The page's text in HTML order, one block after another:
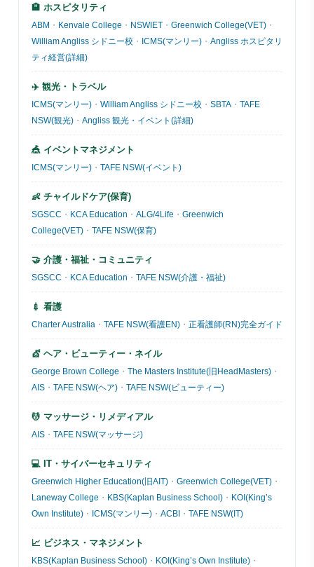
🏨 ホスピタリティ
ABM ・ Kenvale College ・ NSWIET ・ Greenwich College(VET) ・
William Angliss シドニー校 ・ ICMS(マンリー) ・ Angliss ホスピタリ
ティ経営(詳細)
✈️ 観光・トラベル
ICMS(マンリー) ・ William Angliss シドニー校 ・ SBTA ・ TAFE
NSW(観光) ・ Angliss 観光・イベント(詳細)
🎪 イベントマネジメント
ICMS(マンリー) ・ TAFE NSW(イベント)
👶 チャイルドケア(保育)
SGSCC ・ KCA Education ・ ALG/4Life ・ Greenwich
College(VET) ・ TAFE NSW(保育)
🤝 介護・福祉・コミュニティ
SGSCC ・ KCA Education ・ TAFE NSW(介護・福祉)
💉 看護
Charter Australia ・ TAFE NSW(看護EN) ・ 正看護師(RN)完全ガイド
💇 ヘア・ビューティー・ネイル
George Brown College ・ The Masters Institute(旧HeadMasters) ・
AIS ・ TAFE NSW(ヘア) ・ TAFE NSW(ビューティー)
💆 マッサージ・リメディアル
AIS ・ TAFE NSW(マッサージ)
💻 IT・サイバーセキュリティ
Greenwich Higher Education(旧AIT) ・ Greenwich College(VET) ・
Laneway College ・ KBS(Kaplan Business School) ・ KOI(King’s
Own Institute) ・ ICMS(マンリー) ・ ACBI ・ TAFE NSW(IT)
📈 ビジネス・マネジメント
KBS(Kaplan Business School) ・ KOI(King’s Own Institute) ・